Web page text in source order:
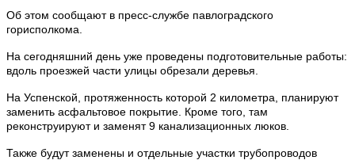
Об этом сообщают в пресс-службе павлоградского
горисполкома.
На сегодняшний день уже проведены подготовительные работы:
вдоль проезжей части улицы обрезали деревья.
На Успенской, протяженность которой 2 километра, планируют
заменить асфальтовое покрытие. Кроме того, там
реконструируют и заменят 9 канализационных люков.
Также будут заменены и отдельные участки трубопроводов